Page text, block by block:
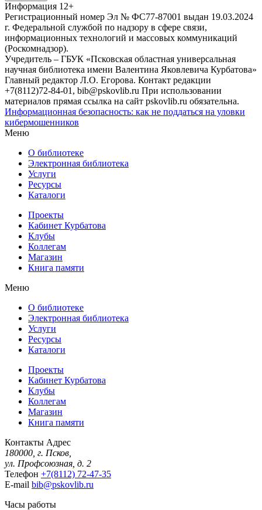
Информация 12+
Регистрационный номер Эл № ФС77-87001 выдан 19.03.2024
г. Федеральной службой по надзору в сфере связи,
информационных технологий и массовых коммуникаций
(Роскомнадзор).
Учредитель – ГБУК «Псковская областная универсальная
научная библиотека имени Валентина Яковлевича Курбатова»
Главный редактор Л.О. Егорова. Контакт редакции
+7(8112)72-84-01, bib@pskovlib.ru При использовании
материалов прямая ссылка на сайт pskovlib.ru обязательна.
Информационная безопасность: как не поддаться на уловки
кибермошенников
Меню
О библиотеке
Электронная библиотека
Услуги
Ресурсы
Каталоги
Проекты
Кабинет Курбатова
Клубы
Коллегам
Магазин
Книга памяти
Меню
О библиотеке
Электронная библиотека
Услуги
Ресурсы
Каталоги
Проекты
Кабинет Курбатова
Клубы
Коллегам
Магазин
Книга памяти
Контакты Адрес
180000, г. Псков,
ул. Профсоюзная, д. 2
Телефон +7(8112) 72-47-35
E-mail bib@pskovlib.ru
Часы работы